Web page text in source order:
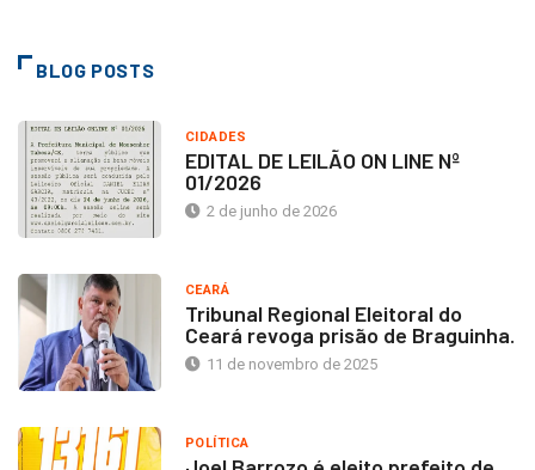
BLOG POSTS
CIDADES
EDITAL DE LEILÃO ON LINE Nº
01/2026
2 de junho de 2026
CEARÁ
Tribunal Regional Eleitoral do
Ceará revoga prisão de Braguinha.
11 de novembro de 2025
POLÍTICA